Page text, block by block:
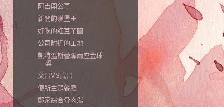
阿吉開公車
新開的漢堡王
好吃的紅豆芋圓
公司附近的工地
凱特溫斯蕾奪兩座金球
獎
文昌VS武昌
便所主題餐廳
鄭家綜合骨肉湯